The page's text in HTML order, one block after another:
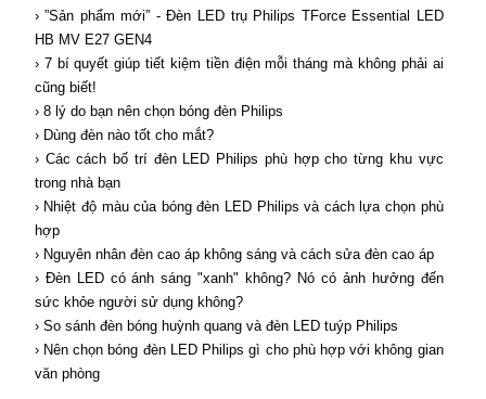
› ”Sản phẩm mới” - Đèn LED trụ Philips TForce Essential LED
HB MV E27 GEN4
› 7 bí quyết giúp tiết kiệm tiền điện mỗi tháng mà không phải ai
cũng biết!
› 8 lý do bạn nên chọn bóng đèn Philips
› Dùng đèn nào tốt cho mắt?
› Các cách bố trí đèn LED Philips phù hợp cho từng khu vực
trong nhà bạn
› Nhiệt độ màu của bóng đèn LED Philips và cách lựa chọn phù
hợp
› Nguyên nhân đèn cao áp không sáng và cách sửa đèn cao áp
› Đèn LED có ánh sáng "xanh" không? Nó có ảnh hưởng đến
sức khỏe người sử dụng không?
› So sánh đèn bóng huỳnh quang và đèn LED tuýp Philips
› Nên chọn bóng đèn LED Philips gì cho phù hợp với không gian
văn phòng